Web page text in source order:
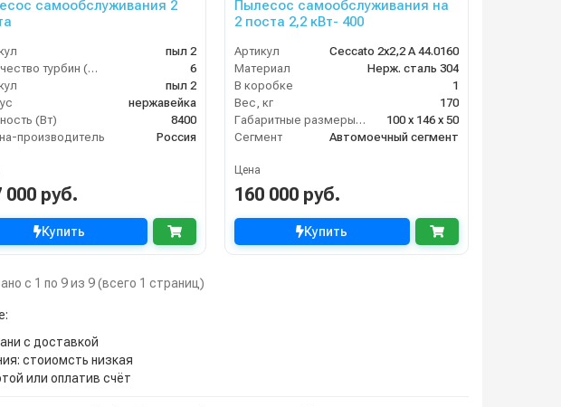
самообслуживания 2
пыл 2
Количество турбин (шт)
6
пыл 2
нержавейка
(Вт)
8400
производитель
Россия
000 руб.
Купить
Пылесос самообслуживания на
2 поста 2,2 кВт- 400
Артикул
Ceccato 2х2,2 А 44.0160
Материал
Нерж. сталь 304
В коробке
1
Вес, кг
170
Габаритные размеры, мм
100 x 146 x 50
Сегмент
Автомоечный сегмент
Цена
160 000 руб.
Купить
с 1 по 9 из 9 (всего 1 страниц)
с доставкой
стоиомсть низкая
или оплатив счёт